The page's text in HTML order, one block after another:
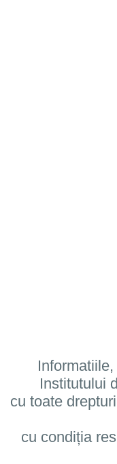
Institutului
cu toate
cu condiția